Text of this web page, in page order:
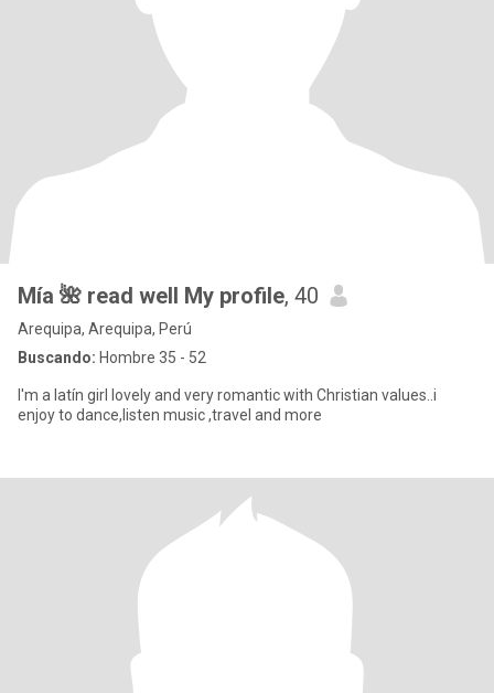
Mía 🌺 read well My profile, 40
Arequipa, Arequipa, Perú
Buscando: Hombre 35 - 52
I'm a latín girl lovely and very romantic with Christian values..i
enjoy to dance,listen music ,travel and more